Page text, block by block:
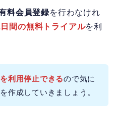
料会員登録を行わなけれ
間の無料トライアルを利
利用停止できるので気に
作成していきましょう。